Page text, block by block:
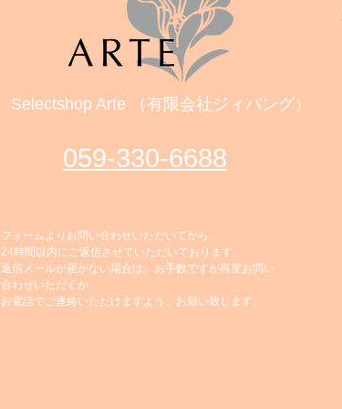
Selectshop Arte （有限会社ジィパング）
059‐330-6688
フォームよりお問い合わせいただいてから、
24時間以内にご返信させていただいております。
返信メールが届かない場合は、お手数ですが再度お問い
合わせいただくか、
お電話でご連絡いただけますよう、お願い致します。